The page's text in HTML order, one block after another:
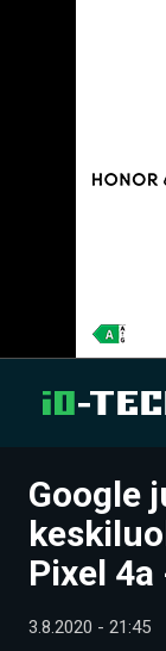
UUTISET
ARTIKKELIT
VIDEOT
Google
Pixel
3.8.2020 - 21:45